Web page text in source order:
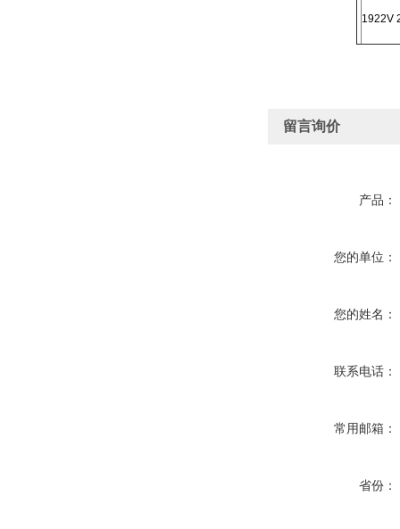
1922V
留言询价
产品：
您的单位：
您的姓名：
联系电话：
常用邮箱：
省份：